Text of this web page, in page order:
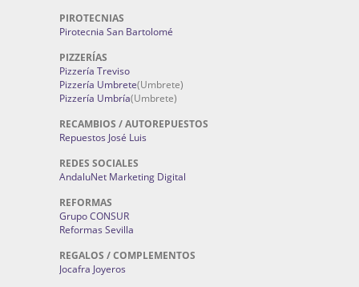
PIROTECNIAS
Pirotecnia San Bartolomé
PIZZERÍAS
Pizzería Treviso
Pizzería Umbrete(Umbrete)
Pizzería Umbría(Umbrete)
RECAMBIOS / AUTOREPUESTOS
Repuestos José Luis
REDES SOCIALES
AndaluNet Marketing Digital
REFORMAS
Grupo CONSUR
Reformas Sevilla
REGALOS / COMPLEMENTOS
Jocafra Joyeros